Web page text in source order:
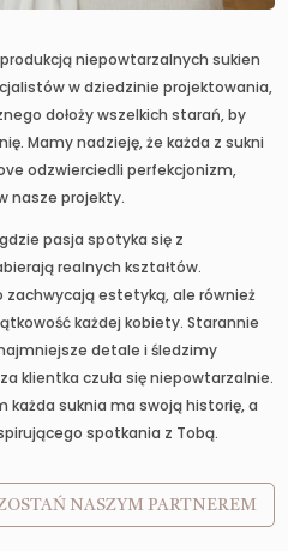
niepowtarzalnych sukien
w dziedzinie projektowania,
dołoży wszelkich starań, by
Mamy nadzieję, że każda z sukni
odzwierciedli perfekcjonizm,
nasze projekty.
pasja spotyka się z
realnych kształtów.
zachwycają estetyką, ale również
każdej kobiety. Starannie
detale i śledzimy
klientka czuła się niepowtarzalnie.
każda suknia ma swoją historię, a
spotkania z Tobą.
NASZYM PARTNEREM